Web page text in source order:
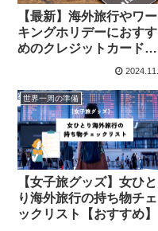
【最新】海外旅行やワー
キングホリデーにおすす
めのクレジットカードま
世界一周の準備
【女子旅グッズ】女ひと
り海外旅行の持ち物チェ
ックリスト【おすすめ】